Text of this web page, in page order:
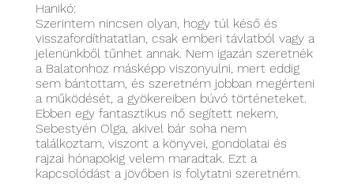
Hanikó:
Szerintem nincsen olyan, hogy túl késő és
visszafordíthatatlan, csak emberi távlatból vagy a
jelenünkből tűnhet annak. Nem igazán szeretnék
a Balatonhoz másképp viszonyulni, mert eddig
sem bántottam, és szeretném jobban megérteni
a működését, a gyökereiben búvó történeteket.
Ebben egy fantasztikus nő segített nekem,
Sebestyén Olga, akivel bár soha nem
találkoztam, viszont a könyvei, gondolatai és
rajzai hónapokig velem maradtak. Ezt a
kapcsolódást a jövőben is folytatni szeretném.